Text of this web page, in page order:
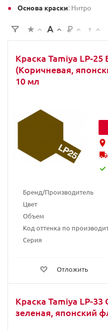
Основа краски: Нитро
Краска Tamiya LP-25
(Коричневая,
10 мл
Бренд/Производитель
Цвет
Объем
Код оттенка по
Серия
Отложить
Краска Tamiya LP-33
зеленая, японский